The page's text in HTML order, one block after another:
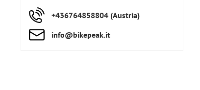
+436764858804 (Austria)
info​@bikepeak​.it